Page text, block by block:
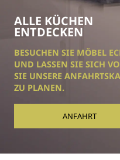
ALLE KÜCHEN
ENTDECKEN
BESUCHEN SIE MÖBEL
ND LASSEN SIE SICH
IE UNSERE
U PLANEN.
ANFAHRT